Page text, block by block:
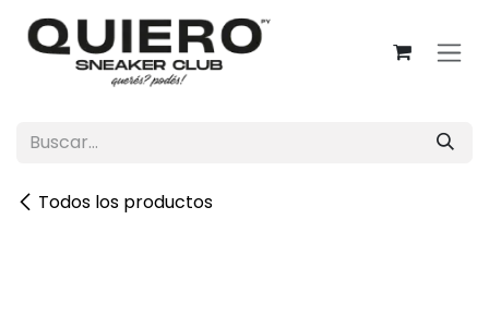
Ir al contenido
Todos los productos